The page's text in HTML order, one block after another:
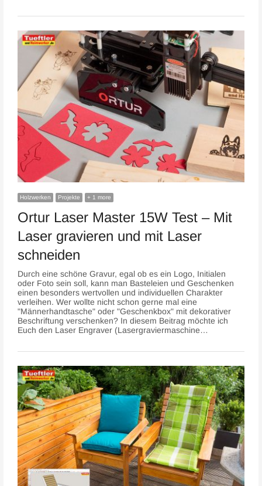
Holzwerken Projekte + 1 more
Ortur Laser Master 15W Test – Mit
Laser gravieren und mit Laser
schneiden
Durch eine schöne Gravur, egal ob es ein Logo, Initialen
oder Foto sein soll, kann man Basteleien und Geschenken
einen besonders wertvollen und individuellen Charakter
verleihen. Wer wollte nicht schon gerne mal eine
"Männerhandtasche" oder "Geschenkbox" mit dekorativer
Beschriftung verschenken? In diesem Beitrag möchte ich
Euch den Laser Engraver (Lasergraviermaschine…